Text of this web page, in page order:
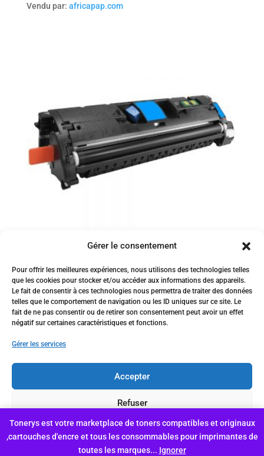
Gérer le consentement
Pour offrir les meilleures expériences, nous utilisons des technologies telles
que les cookies pour stocker et/ou accéder aux informations des appareils.
Le fait de consentir à ces technologies nous permettra de traiter des données
telles que le comportement de navigation ou les ID uniques sur ce site. Le
fait de ne pas consentir ou de retirer son consentement peut avoir un effet
négatif sur certaines caractéristiques et fonctions.
Gérer les services
Accepter
Refuser
Voir les préférences
Tonerys est votre marketplace de toners compatibles et originaux
,cartouches d'encre et tous les consommables pour imprimantes de
toutes les marques... Ignorer
Vendu par: africapap.com
Toner compatible HP Canon
Q3961A
د.ج5,950
Vendu par:africapap.com
Conçu et hébergé par Genhyal